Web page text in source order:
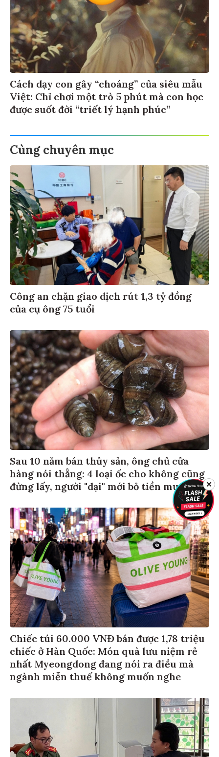
Cách dạy con gây “choáng” của siêu mẫu
Việt: Chỉ chơi một trò 5 phút mà con học
được suốt đời “triết lý hạnh phúc”
Cùng chuyên mục
Công an chặn giao dịch rút 1,3 tỷ đồng
của cụ ông 75 tuổi
Sau 10 năm bán thủy sản, ông chủ cửa
hàng nói thẳng: 4 loại ốc cho không cũng
đừng lấy, người "dại" mới bỏ tiền mua
Chiếc túi 60.000 VNĐ bán được 1,78 triệu
chiếc ở Hàn Quốc: Món quà lưu niệm rẻ
nhất Myeongdong đang nói ra điều mà
ngành miễn thuế không muốn nghe
✕